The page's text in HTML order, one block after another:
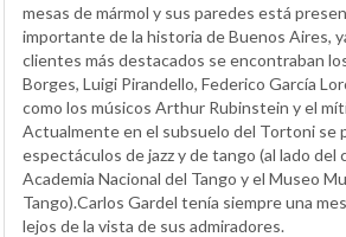
mesas de mármol y sus paredes está
importante de la historia de Buenos Aires,
clientes más destacados se encontraban
Borges, Luigi Pirandello, Federico García
como los músicos Arthur Rubinstein y el
Actualmente en el subsuelo del Tortoni se
espectáculos de jazz y de tango (al lado del
Academia Nacional del Tango y el Museo
Tango).Carlos Gardel tenía siempre una
lejos de la vista de sus admiradores.